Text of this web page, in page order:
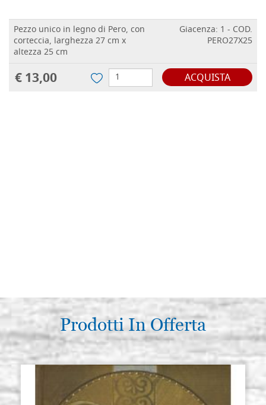
Pezzo unico in legno di Pero, con
corteccia, larghezza 27 cm x
altezza 25 cm
Giacenza: 1 - COD.
PERO27X25
€ 13,00 ACQUISTA
Prodotti In Offerta